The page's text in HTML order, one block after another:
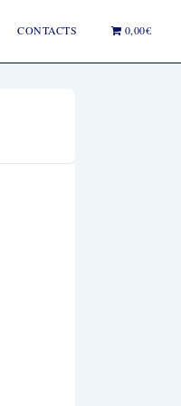
CONTACTS 0,00€